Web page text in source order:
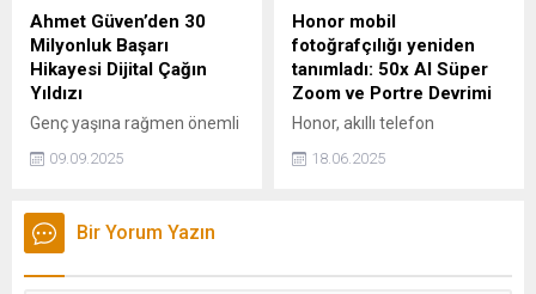
öfkesini dindirmedi.
Soruşturmada adı geçen
Bağcılar Medilife Sağlık
Hizmetleri Hastanesi'ni taş
kişi camları paramparça etti.
Ahmet Güven’den 30
Milyonluk Başarı
Hikayesi Dijital Çağın
Yıldızı
Genç yaşına rağmen önemli
birikimine sahip olan Güven,
aktardı: "Bu yolculuk benim
için sadece bir başlangıç.
09.09.2025
Honor mobil
fotoğrafçılığı yeniden
tanımladı: 50x AI Süper
Zoom ve Portre Devrimi
Honor, akıllı telefon
sınırları yeniden tanımlıyor.
18.06.2025
Bir Yorum Yazın